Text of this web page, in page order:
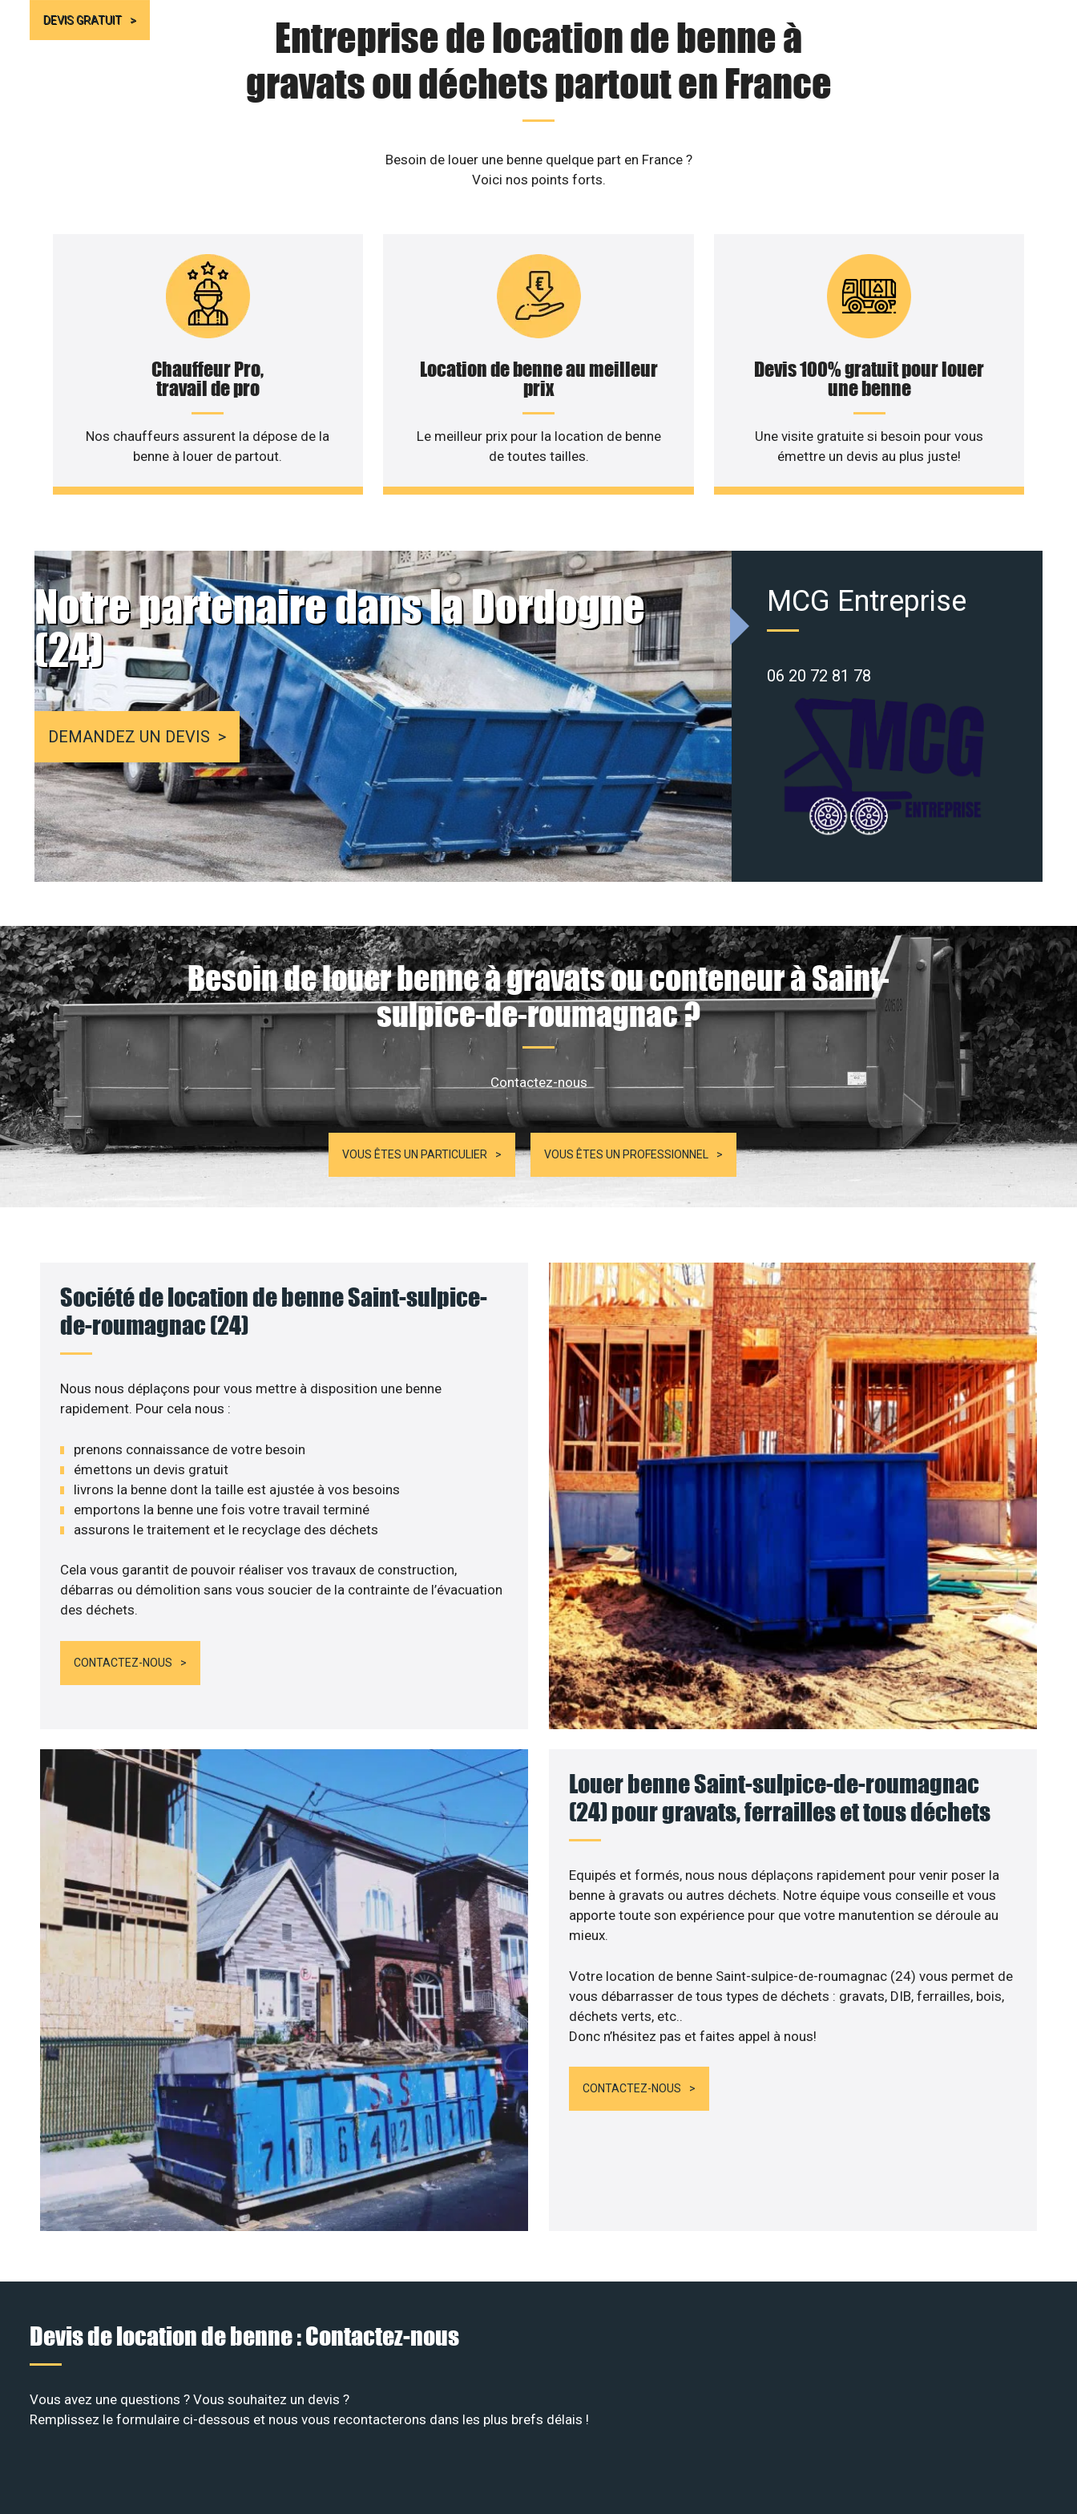
DEVIS GRATUIT
Entreprise de location de benne à
gravats ou déchets partout en France
Besoin de louer une benne quelque part en France ?
Voici nos points forts.
Chauffeur Pro,
travail de pro
Nos chauffeurs assurent la dépose de la
benne à louer de partout.
Location de benne au meilleur
prix
Le meilleur prix pour la location de benne
de toutes tailles.
Devis 100% gratuit pour louer
une benne
Une visite gratuite si besoin pour vous
émettre un devis au plus juste!
Notre partenaire dans la Dordogne
(24)
DEMANDEZ UN DEVIS
MCG Entreprise
06 20 72 81 78
Besoin de louer benne à gravats ou conteneur à Saint-
sulpice-de-roumagnac ?
Contactez-nous
VOUS ÊTES UN PARTICULIER VOUS ÊTES UN PROFESSIONNEL
Société de location de benne Saint-sulpice-
de-roumagnac (24)
Nous nous déplaçons pour vous mettre à disposition une benne
rapidement. Pour cela nous :
prenons connaissance de votre besoin
émettons un devis gratuit
livrons la benne dont la taille est ajustée à vos besoins
emportons la benne une fois votre travail terminé
assurons le traitement et le recyclage des déchets
Cela vous garantit de pouvoir réaliser vos travaux de construction,
débarras ou démolition sans vous soucier de la contrainte de l’évacuation
des déchets.
CONTACTEZ-NOUS
Louer benne Saint-sulpice-de-roumagnac
(24) pour gravats, ferrailles et tous déchets
Equipés et formés, nous nous déplaçons rapidement pour venir poser la
benne à gravats ou autres déchets. Notre équipe vous conseille et vous
apporte toute son expérience pour que votre manutention se déroule au
mieux.
Votre location de benne Saint-sulpice-de-roumagnac (24) vous permet de
vous débarrasser de tous types de déchets : gravats, DIB, ferrailles, bois,
déchets verts, etc..
Donc n’hésitez pas et faites appel à nous!
CONTACTEZ-NOUS
Devis de location de benne : Contactez-nous
Vous avez une questions ? Vous souhaitez un devis ?
Remplissez le formulaire ci-dessous et nous vous recontacterons dans les plus brefs délais !